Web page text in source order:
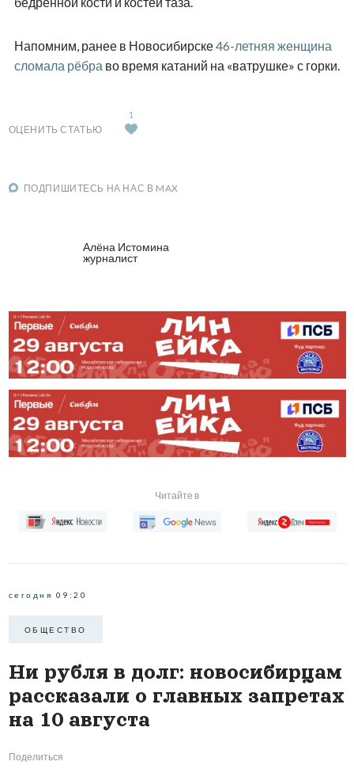
Напомним, ранее в Новосибирске46-летняя женщина
сломала рёбра во время катаний на «ватрушке» с горки.
ОЦЕНИТЬ СТАТЬЮ
1
ПОДПИШИТЕСЬ НА НАС В MAX
Алёна Истомина
журналист
Читайте в
сегодня 09:20
ОБЩЕСТВО
Ни рубля в долг: новосибирцам
рассказали о главных запретах
на 10 августа
Поделиться